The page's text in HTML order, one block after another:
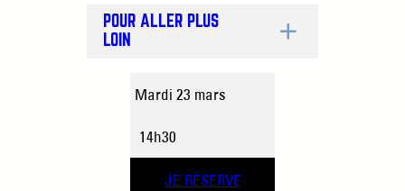
POUR ALLER PLUS
LOIN
Mardi 23 mars
14h30
JE RÉSERVE